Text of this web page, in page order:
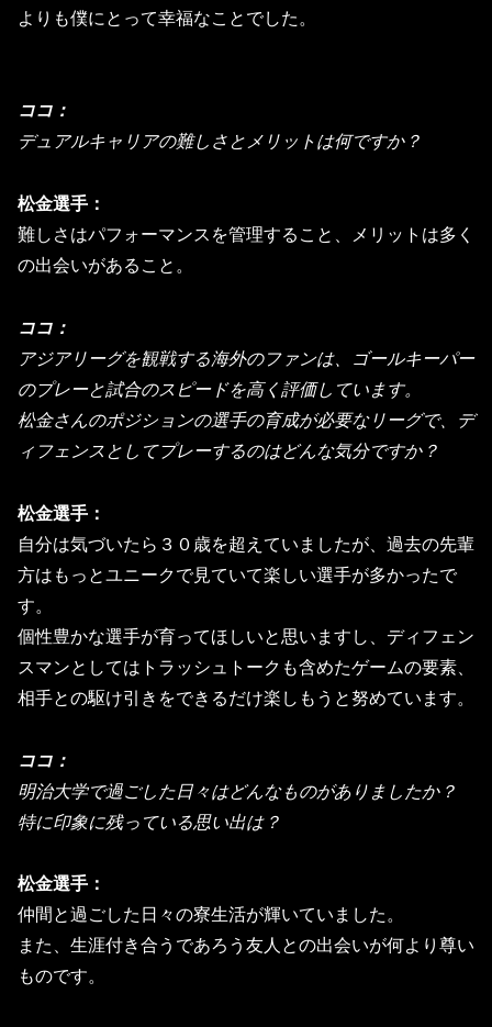
よりも僕にとって幸福なことでした。
ココ：
デュアルキャリアの難しさとメリットは何ですか？
松金選手：
難しさはパフォーマンスを管理すること、
メリットは多く
の出会いがあること。
ココ：
アジアリーグを観戦する海外のファンは、
ゴールキーパー
のプレーと試合のスピードを高く評価しています。
松金さんのポジションの選手の育成が必要なリーグで、
デ
ィフェンスとしてプレーするのはどんな気分ですか？
松金選手：
自分は気づいたら３０歳を超えていましたが、 過去の先輩
方はもっとユニークで見ていて楽しい選手が多かったで
す。
個性豊かな選手が育ってほしいと思いますし、 ディフェン
スマンとしてはトラッシュトークも含めたゲームの要素
相手との駆け引きをできるだけ楽しもうと努めています。
ココ：
明治大学で過ごした日々はどんなものがありましたか？
特に印象に残っている思い出は？
松金選手：
仲間と過ごした日々の寮生活が輝いていました。
また、 生涯付き合うであろう友人との出会いが何より尊い
ものです。